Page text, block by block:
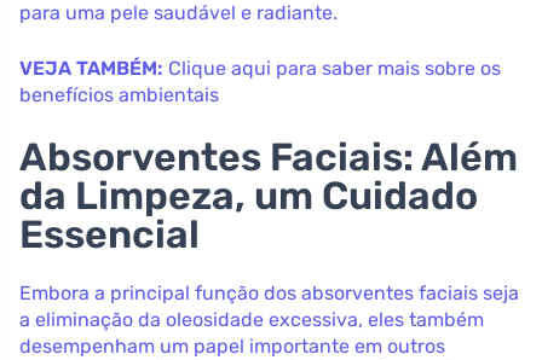
para uma pele saudável e radiante.
VEJA TAMBÉM: Clique aqui para saber mais sobre os
benefícios ambientais
Absorventes Faciais: Além
da Limpeza, um Cuidado
Essencial
Embora a principal função dos absorventes faciais seja
a eliminação da oleosidade excessiva, eles também
desempenham um papel importante em outros